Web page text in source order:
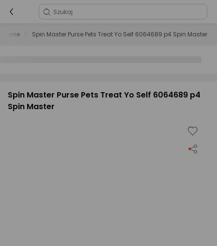
Spin Master Purse Pets Treat Yo Self 6064689 p4 Spin Master
Spin Master Purse Pets Treat Yo Self 6064689 p4
Spin Master